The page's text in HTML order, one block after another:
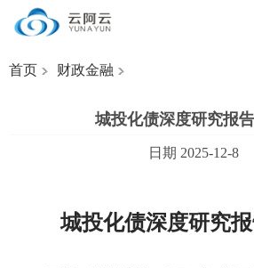
首页 财政金融
城投化债深度研究报告
日期 2025-12-8
城投化债深度研究报